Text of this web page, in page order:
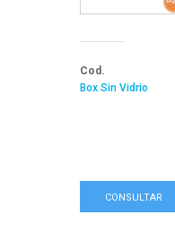
Cod.
Box Sin Vidrio
CONSULTAR